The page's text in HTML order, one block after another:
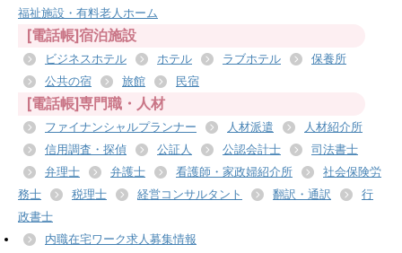
福祉施設・有料老人ホーム
[電話帳]宿泊施設
ビジネスホテル ホテル ラブホテル
保養所
公共の宿
旅館 民宿
[電話帳]専門職・人材
ファイナンシャルプランナー 人材派遣
人材紹介所
信用調査・探偵
公証人 公認会計士
司法書士
弁理士
弁護士 看護師・家政婦紹介所
社会保険労
務士
税理士 経営コンサルタント 翻訳・通訳
行
政書士
内職在宅ワーク求人募集情報